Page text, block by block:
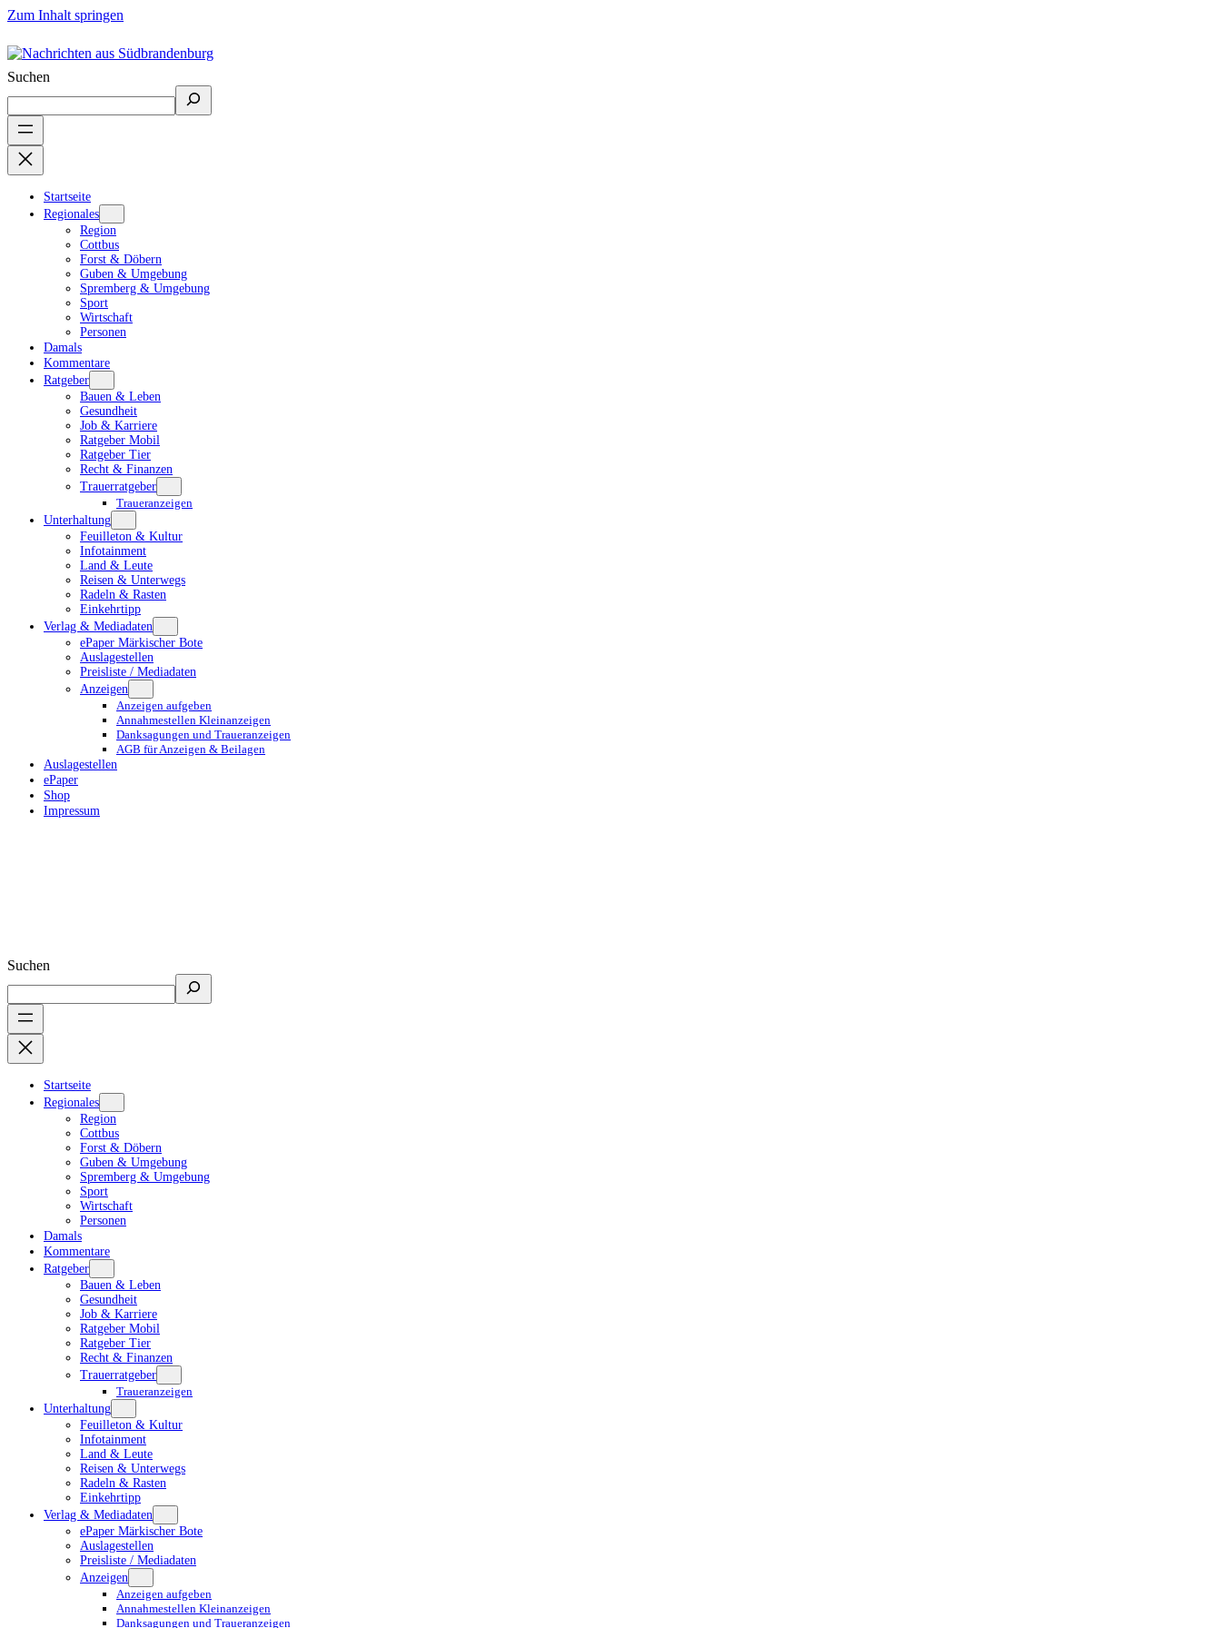
Zum Inhalt springen
Suchen
Startseite
Regionales
Region
Cottbus
Forst & Döbern
Guben & Umgebung
Spremberg & Umgebung
Sport
Wirtschaft
Personen
Damals
Kommentare
Ratgeber
Bauen & Leben
Gesundheit
Job & Karriere
Ratgeber Mobil
Ratgeber Tier
Recht & Finanzen
Trauerratgeber
Traueranzeigen
Unterhaltung
Feuilleton & Kultur
Infotainment
Land & Leute
Reisen & Unterwegs
Radeln & Rasten
Einkehrtipp
Verlag & Mediadaten
ePaper Märkischer Bote
Auslagestellen
Preisliste / Mediadaten
Anzeigen
Anzeigen aufgeben
Annahmestellen Kleinanzeigen
Danksagungen und Traueranzeigen
AGB für Anzeigen & Beilagen
Auslagestellen
ePaper
Shop
Impressum
Suchen
Startseite
Regionales
Region
Cottbus
Forst & Döbern
Guben & Umgebung
Spremberg & Umgebung
Sport
Wirtschaft
Personen
Damals
Kommentare
Ratgeber
Bauen & Leben
Gesundheit
Job & Karriere
Ratgeber Mobil
Ratgeber Tier
Recht & Finanzen
Trauerratgeber
Traueranzeigen
Unterhaltung
Feuilleton & Kultur
Infotainment
Land & Leute
Reisen & Unterwegs
Radeln & Rasten
Einkehrtipp
Verlag & Mediadaten
ePaper Märkischer Bote
Auslagestellen
Preisliste / Mediadaten
Anzeigen
Anzeigen aufgeben
Annahmestellen Kleinanzeigen
Danksagungen und Traueranzeigen